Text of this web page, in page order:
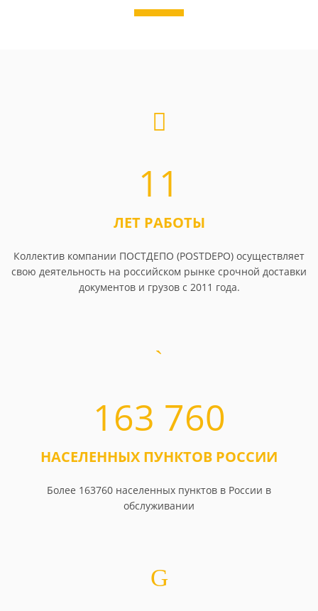
11
ЛЕТ РАБОТЫ
Коллектив компании ПОСТДЕПО (POSTDEPO) осуществляет
свою деятельность на российском рынке срочной доставки
документов и грузов с 2011 года.
163 760
НАСЕЛЕННЫХ ПУНКТОВ РОССИИ
Более 163760 населенных пунктов в России в
обслуживании